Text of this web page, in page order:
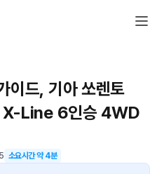
이드, 기아 쏘렌토
X-Line 6인승 4WD
소요시간 약4분